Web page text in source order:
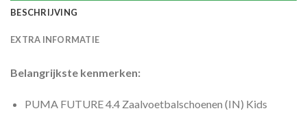
BESCHRIJVING
EXTRA INFORMATIE
Belangrijkste kenmerken:
PUMA FUTURE 4.4 Zaalvoetbalschoenen (IN) Kids